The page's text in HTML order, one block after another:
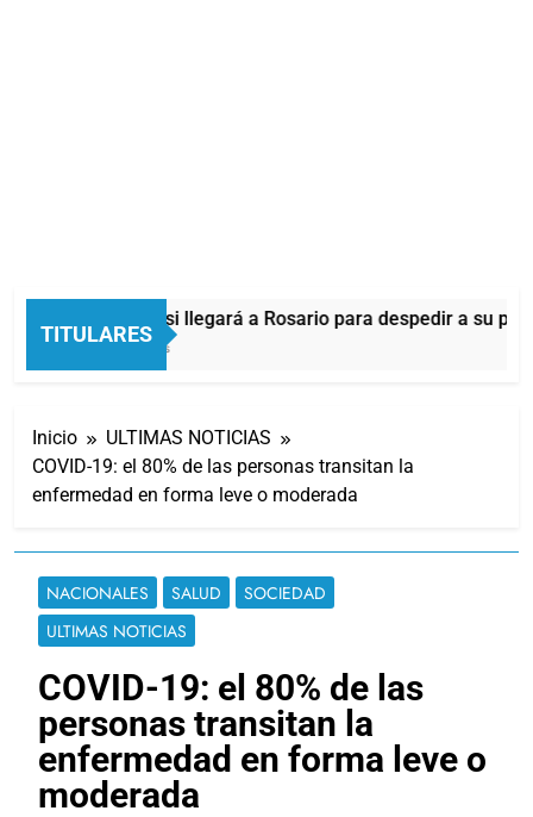
TITULARES
Lionel Messi llegará a Rosario para despedir a su
3 Minutos Atrás
Inicio
ULTIMAS NOTICIAS
COVID-19: el 80% de las personas transitan la
enfermedad en forma leve o moderada
NACIONALES SALUD
SOCIEDAD
ULTIMAS NOTICIAS
COVID-19: el 80% de las
personas transitan la
enfermedad en forma leve o
moderada